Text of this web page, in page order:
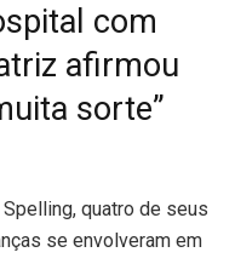
com
afirmou
sorte”
Spelling, quatro de seus
se envolveram em